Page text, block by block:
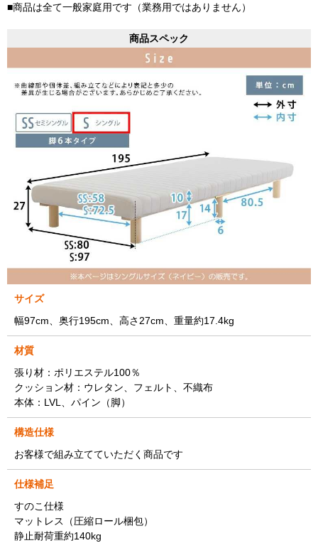
■商品は全て一般家庭用です（業務用ではありません）
商品スペック
サイズ
幅97cm、奥行195cm、高さ27cm、重量約17.4kg
材質
張り材：ポリエステル100％
クッション材：ウレタン、フェルト、不織布
本体：LVL、パイン（脚）
構造仕様
お客様で組み立てていただく商品です
仕様補足
すのこ仕様
マットレス（圧縮ロール梱包）
静止耐荷重約140kg